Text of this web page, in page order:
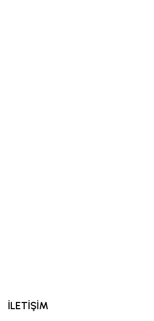
İLETİŞİM